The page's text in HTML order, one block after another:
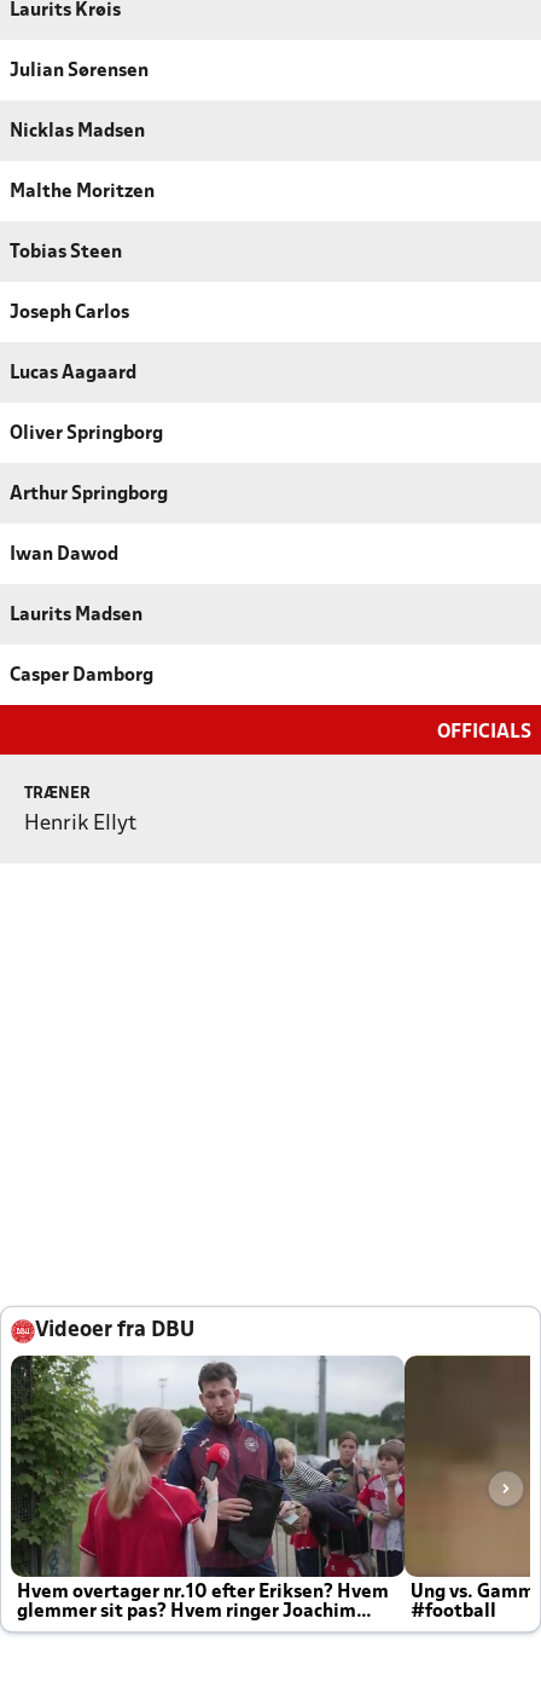
Laurits Krøis
Julian Sørensen
Nicklas Madsen
Malthe Moritzen
Tobias Steen
Joseph Carlos
Lucas Aagaard
Oliver Springborg
Arthur Springborg
Iwan Dawod
Laurits Madsen
Casper Damborg
OFFICIALS
TRÆNER
Henrik Ellyt
Videoer fra DBU
Hvem overtager nr.10 efter Eriksen? Hvem
glemmer sit pas? Hvem ringer Joachim
altid til efter kampe?
Ung vs.
#football